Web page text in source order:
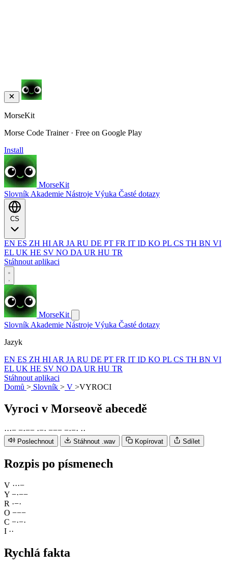
MorseKit
Morse Code Trainer · Free on Google Play
Install
MorseKit
Slovník Akademie Nástroje Výuka Časté dotazy
EN ES ZH HI AR JA RU DE PT FR IT ID KO PL CS TH BN VI
EL UK HE SV NO DA UR HU TR
Stáhnout aplikaci
MorseKit
Slovník Akademie Nástroje Výuka Časté dotazy
Jazyk
EN ES ZH HI AR JA RU DE PT FR IT ID KO PL CS TH BN VI
EL UK HE SV NO DA UR HU TR
Stáhnout aplikaci
Domů > Slovník > V >VYROCI
Vyroci v Morseově abecedě
···− −·−− ·−· −−− −·−· ··
Poslechnout Stáhnout .wav Kopírovat Sdílet
Rozpis po písmenech
V ···−
Y −·−−
R ·−·
O −−−
C −·−·
I ··
Rychlá fakta